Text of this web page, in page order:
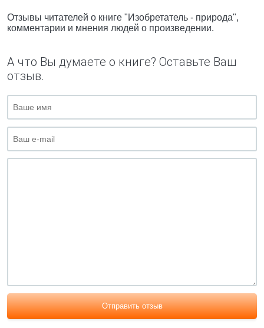
Отзывы читателей о книге "Изобретатель - природа",
комментарии и мнения людей о произведении.
А что Вы думаете о книге? Оставьте Ваш
отзыв.
Отправить отзыв